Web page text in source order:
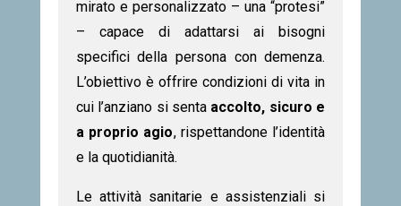
mirato e personalizzato – una “protesi”
– capace di adattarsi ai bisogni
specifici della persona con demenza.
L’obiettivo è offrire condizioni di vita in
cui l’anziano si senta accolto, sicuro e
a proprio agio, rispettandone l’identità
e la quotidianità.
Le attività sanitarie e assistenziali si